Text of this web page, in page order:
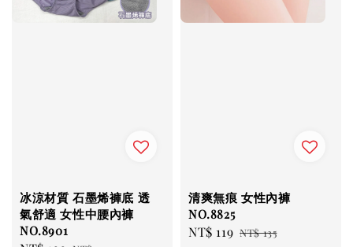
冰涼材質 石墨烯褲底 透
氣舒適 女性中腰內褲
NO.8901
清爽無痕 女性內褲
NO.8825
Sale
NT$ 119 Regular
NT$ 135